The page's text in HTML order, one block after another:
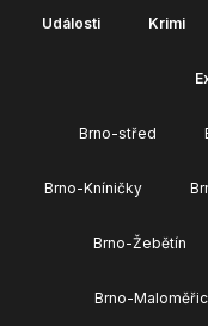
Události Krimi
Brno-střed
Brno-Kníničky
Brno-Žebětín
Brno-